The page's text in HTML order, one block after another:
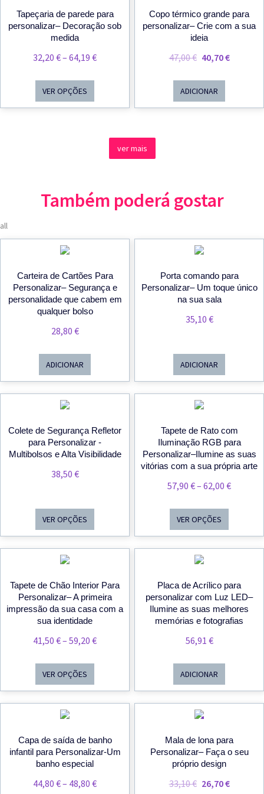
Tapeçaria de parede para
personalizar– Decoração sob
medida
32,20 €– 64,19 €Price
VER OPÇÕES
Copo térmico grande para
personalizar– Crie com a sua
ideia
47,00€ O
Original
Era:
40,70€O
ADICIONAR
ver mais
Também poderá gostar
all
Carteira de Cartões Para
Personalizar– Segurança e
personalidade que cabem em
qualquer bolso
28,80 €
ADICIONAR
Porta comando para
Personalizar– Um toque único
na sua sala
35,10 €
ADICIONAR
Colete de Segurança Refletor
para Personalizar -
Multibolsos e Alta Visibilidade
38,50 €
VER OPÇÕES
Tapete de Rato com
Iluminação RGB para
Personalizar–Ilumine as suas
vitórias com a sua própria arte
57,90 €– 62,00 €Price
62,00 €
VER OPÇÕES
Tapete de Chão Interior Para
Personalizar– A primeira
impressão da sua casa com a
sua identidade
41,50 €– 59,20 €Price
59,20 €
VER OPÇÕES
Placa de Acrílico para
personalizar com Luz LED–
Ilumine as suas melhores
memórias e fotografias
56,91 €
ADICIONAR
Capa de saída de banho
infantil para Personalizar-Um
banho especial
44,80 €– 48,80 €Price
Mala de lona para
Personalizar– Faça o seu
próprio design
33,10€ O26,70€O